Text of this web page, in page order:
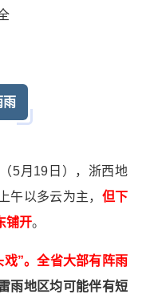
雨
5月19日），浙西地
午以多云为主， 但下
铺开。
”。全省大部有阵雨
雨地区均可能伴有短